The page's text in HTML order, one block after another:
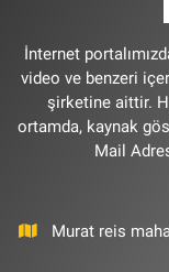
İnternet
video ve benzeri
şirketine aittir.
ortamda, kaynak
Mail
Murat reis